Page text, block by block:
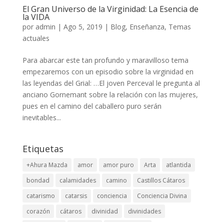
El Gran Universo de la Virginidad: La Esencia de
la VIDA
por admin | Ago 5, 2019 | Blog, Enseñanza, Temas
actuales
Para abarcar este tan profundo y maravilloso tema
empezaremos con un episodio sobre la virginidad en
las leyendas del Grial: …El joven Perceval le pregunta al
anciano Gornemant sobre la relación con las mujeres,
pues en el camino del caballero puro serán
inevitables...
Etiquetas
+Ahura Mazda amor amor puro Arta
atlantida
bondad
calamidades camino
Castillos Cátaros
catarismo
catarsis conciencia
Conciencia Divina
corazón
cátaros divinidad
divinidades